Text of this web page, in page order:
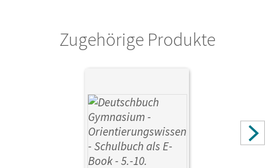
Herausgeber/-in
Wagener, AndreaZugehörige Produkte